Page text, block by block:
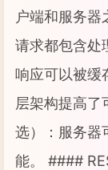
户端和服务
请求都包含处
响应可以被缓
层架构提高了
选）：服务器
能。 ####